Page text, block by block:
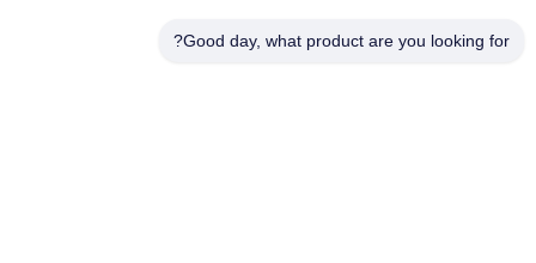
Good day, what product are you looking for?